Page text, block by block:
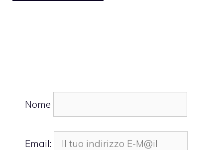
Nome
Email: